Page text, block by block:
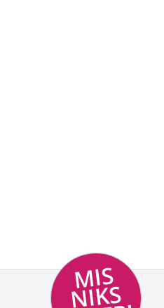
MI
S
NI
K
S
M
E
E